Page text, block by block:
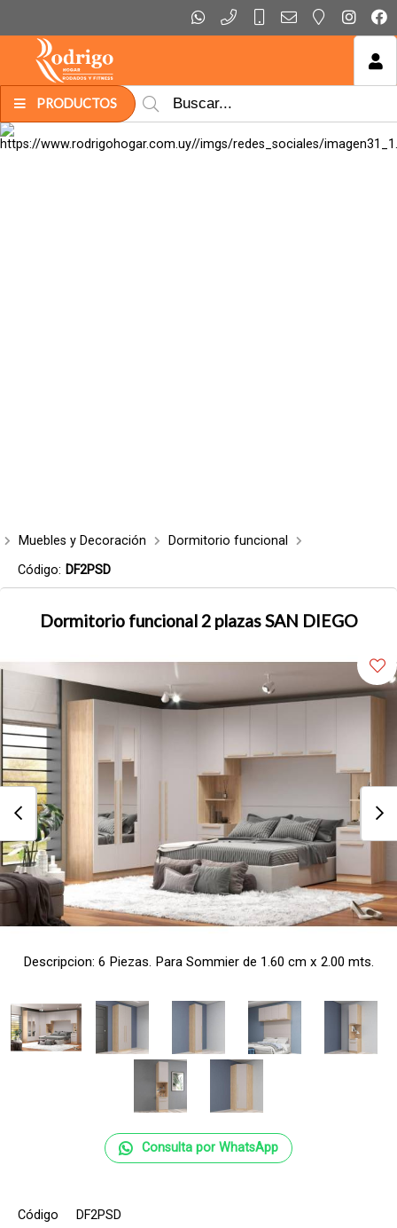
PRODUCTOS
MI COMPRA
Muebles y Decoración
Dormitorio funcional
Código: DF2PSD
Dormitorio funcional 2 plazas SAN DIEGO
Descripcion: 6 Piezas. Para Sommier de 1.60 cm x 2.00 mts.
Consulta por WhatsApp
Código DF2PSD